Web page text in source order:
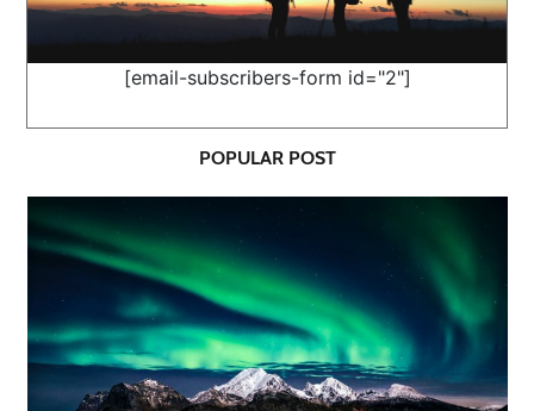
[email-subscribers-form id="2"]
POPULAR POST